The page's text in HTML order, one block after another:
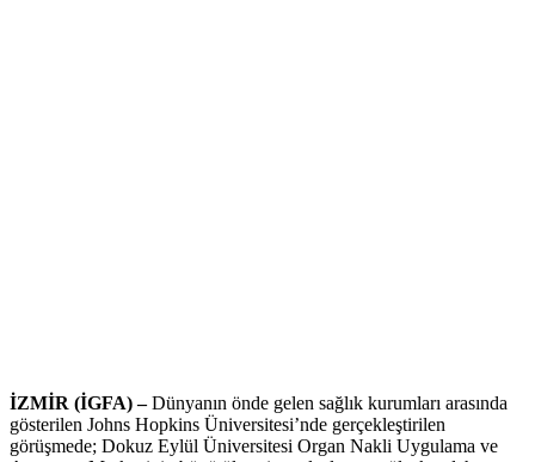
İZMİR (İGFA) –Dünyanın önde gelen sağlık kurumları arasında
gösterilen Johns Hopkins Üniversitesi’nde gerçekleştirilen
görüşmede; Dokuz Eylül Üniversitesi Organ Nakli Uygulama ve